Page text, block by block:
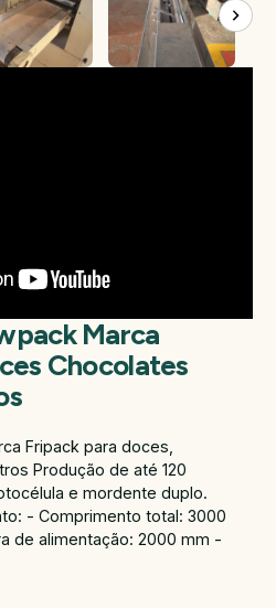
Marca
Chocolates
Fripack para doces,
Produção de até 120
e mordente duplo.
- Comprimento total: 3000
de alimentação: 2000 mm -